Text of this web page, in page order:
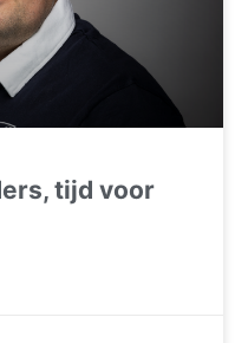
tijd voor